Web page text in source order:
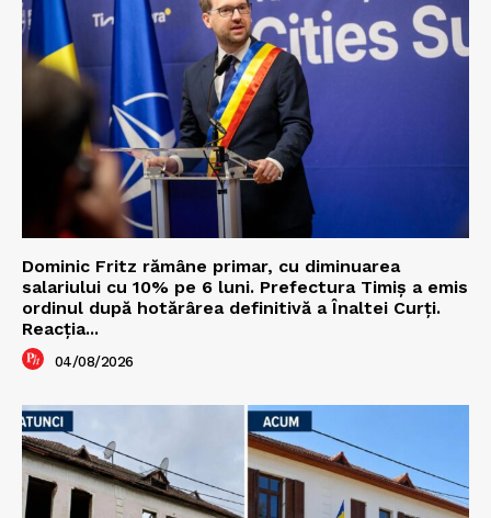
Dominic Fritz rămâne primar, cu diminuarea
salariului cu 10% pe 6 luni. Prefectura Timiș a emis
ordinul după hotărârea definitivă a Înaltei Curți.
Reacția...
04/08/2026